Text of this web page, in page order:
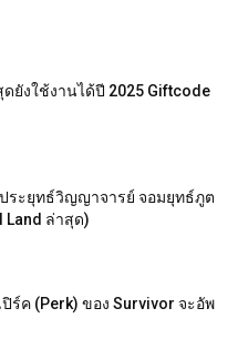
ดยังใช้งานได้ปี 2025 Giftcode
ระยุทธ์วิญญาจารย์ จอมยุทธ์ภูต
Land ล่าสุด)
ปิร์ค (Perk) ของ Survivor จะอัพ